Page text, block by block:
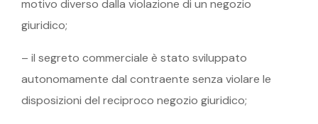
motivo diverso dalla violazione di un negozio
giuridico;
– il segreto commerciale è stato sviluppato
autonomamente dal contraente senza violare le
disposizioni del reciproco negozio giuridico;